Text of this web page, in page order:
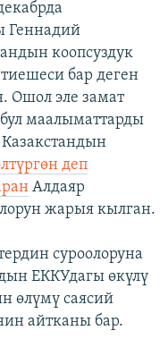
Геннадий
коопсуздук
бар деген
Ошол эле замат
маалыматтарды
деп
Алдаяр
жарыя кылган.
суроолоруна
ЕККУдагы өкүлү
өлүмү саясий
айтканы бар.